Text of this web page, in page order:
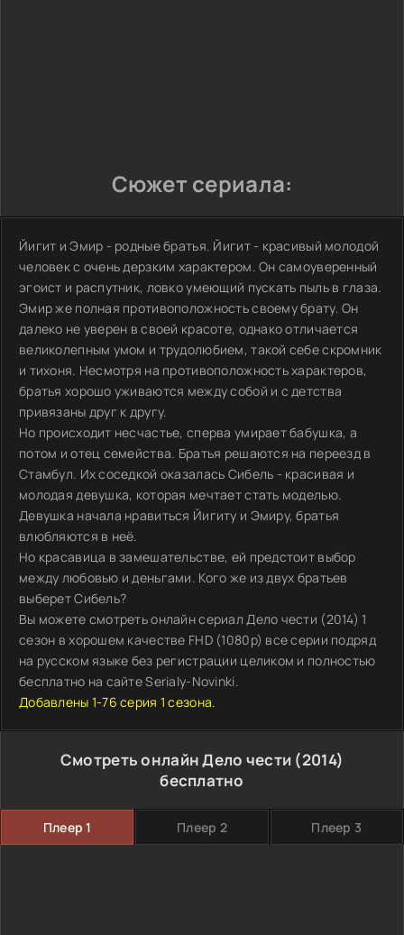
Сюжет сериала:
Йигит и Эмир - родные братья. Йигит - красивый молодой
человек с очень дерзким характером. Он самоуверенный
эгоист и распутник, ловко умеющий пускать пыль в глаза.
Эмир же полная противоположность своему брату. Он
далеко не уверен в своей красоте, однако отличается
великолепным умом и трудолюбием, такой себе скромник
и тихоня. Несмотря на противоположность характеров,
братья хорошо уживаются между собой и с детства
привязаны друг к другу.
Но происходит несчастье, сперва умирает бабушка, а
потом и отец семейства. Братья решаются на переезд в
Стамбул. Их соседкой оказалась Сибель - красивая и
молодая девушка, которая мечтает стать моделью.
Девушка начала нравиться Йигиту и Эмиру, братья
влюбляются в неё.
Но красавица в замешательстве, ей предстоит выбор
между любовью и деньгами. Кого же из двух братьев
выберет Сибель?
Вы можете смотреть онлайн сериал Дело чести (2014) 1
сезон в хорошем качестве FHD (1080p) все серии подряд
на русском языке без регистрации целиком и полностью
бесплатно на сайте Serialy-Novinki.
Добавлены 1-76 серия 1 сезона.
Смотреть онлайн Дело чести (2014)
бесплатно
Плеер 1 Плеер 2 Плеер 3